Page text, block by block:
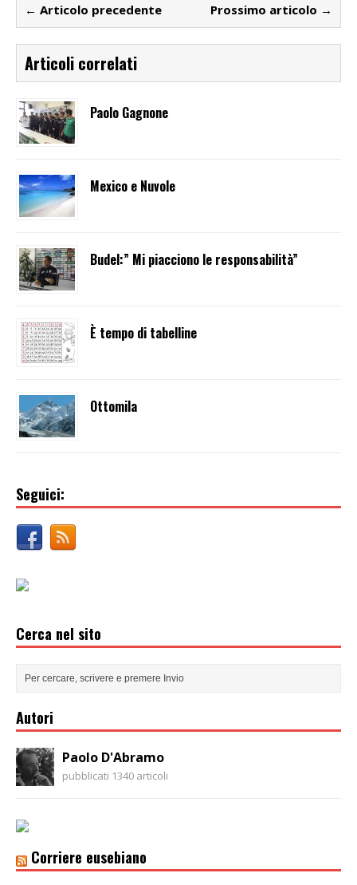
← Articolo precedente Prossimo articolo →
Articoli correlati
Paolo Gagnone
Mexico e Nuvole
Budel:” Mi piacciono le responsabilità”
È tempo di tabelline
Ottomila
Seguici:
Cerca nel sito
Autori
Paolo D'Abramo
pubblicati 1340 articoli
Corriere eusebiano